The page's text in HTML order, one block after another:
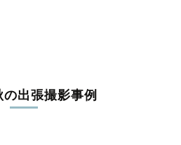
の出張撮影事例